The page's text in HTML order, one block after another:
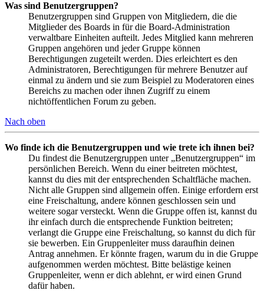
Was sind Benutzergruppen?
Benutzergruppen sind Gruppen von Mitgliedern, die die
Mitglieder des Boards in für die Board-Administration
verwaltbare Einheiten aufteilt. Jedes Mitglied kann mehreren
Gruppen angehören und jeder Gruppe können
Berechtigungen zugeteilt werden. Dies erleichtert es den
Administratoren, Berechtigungen für mehrere Benutzer auf
einmal zu ändern und sie zum Beispiel zu Moderatoren eines
Bereichs zu machen oder ihnen Zugriff zu einem
nichtöffentlichen Forum zu geben.
Nach oben
Wo finde ich die Benutzergruppen und wie trete ich ihnen bei?
Du findest die Benutzergruppen unter „Benutzergruppen“ im
persönlichen Bereich. Wenn du einer beitreten möchtest,
kannst du dies mit der entsprechenden Schaltfläche machen.
Nicht alle Gruppen sind allgemein offen. Einige erfordern erst
eine Freischaltung, andere können geschlossen sein und
weitere sogar versteckt. Wenn die Gruppe offen ist, kannst du
ihr einfach durch die entsprechende Funktion beitreten;
verlangt die Gruppe eine Freischaltung, so kannst du dich für
sie bewerben. Ein Gruppenleiter muss daraufhin deinen
Antrag annehmen. Er könnte fragen, warum du in die Gruppe
aufgenommen werden möchtest. Bitte belästige keinen
Gruppenleiter, wenn er dich ablehnt, er wird einen Grund
dafür haben.